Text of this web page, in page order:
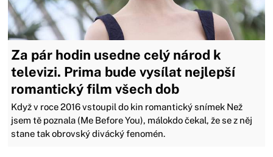
Za pár hodin usedne celý národ k
televizi. Prima bude vysílat nejlepší
romantický film všech dob
Když v roce 2016 vstoupil do kin romantický snímek Než
jsem tě poznala (Me Before You), málokdo čekal, že se z něj
stane tak obrovský divácký fenomén.